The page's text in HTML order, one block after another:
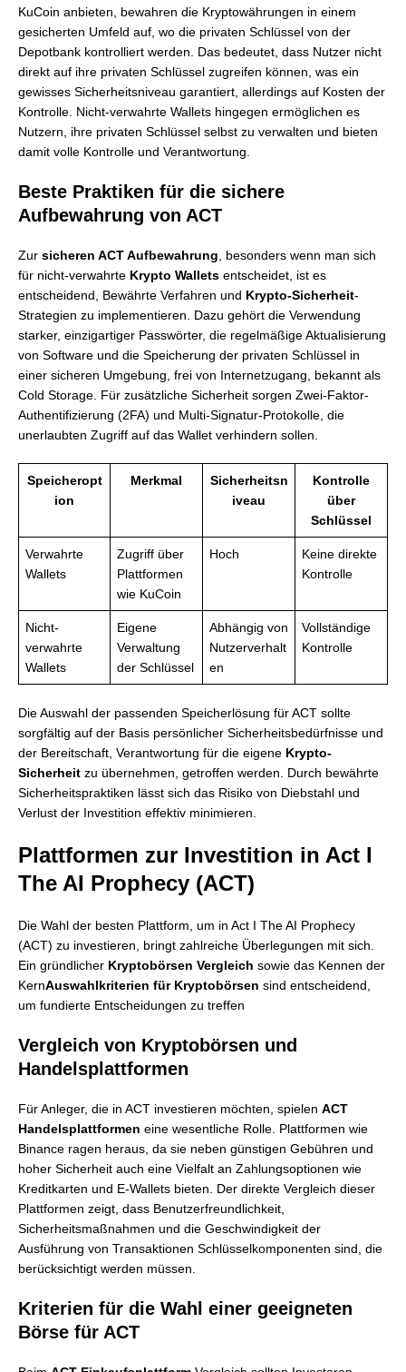
KuCoin anbieten, bewahren die Kryptowährungen in einem
gesicherten Umfeld auf, wo die privaten Schlüssel von der
Depotbank kontrolliert werden. Das bedeutet, dass Nutzer nicht
direkt auf ihre privaten Schlüssel zugreifen können, was ein
gewisses Sicherheitsniveau garantiert, allerdings auf Kosten der
Kontrolle. Nicht-verwahrte Wallets hingegen ermöglichen es
Nutzern, ihre privaten Schlüssel selbst zu verwalten und bieten
damit volle Kontrolle und Verantwortung.
Beste Praktiken für die sichere
Aufbewahrung von ACT
Zur sicheren ACT Aufbewahrung , besonders wenn man sich
für nicht-verwahrte Krypto Wallets entscheidet, ist es
entscheidend, Bewährte Verfahren und Krypto-Sicherheit-
Strategien zu implementieren. Dazu gehört die Verwendung
starker, einzigartiger Passwörter, die regelmäßige Aktualisierung
von Software und die Speicherung der privaten Schlüssel in
einer sicheren Umgebung, frei von Internetzugang, bekannt als
Cold Storage. Für zusätzliche Sicherheit sorgen Zwei-Faktor-
Authentifizierung (2FA) und Multi-Signatur-Protokolle, die
unerlaubten Zugriff auf das Wallet verhindern sollen.
Speicheropt
ion
Merkmal
Sicherheitsn
iveau
Kontrolle
über
Schlüssel
Verwahrte
Wallets
Zugriff über
Plattformen
wie KuCoin
Hoch
Keine direkte
Kontrolle
Nicht-
verwahrte
Wallets
Eigene
Verwaltung
der Schlüssel
Abhängig von
Nutzerverhalt
en
Vollständige
Kontrolle
Die Auswahl der passenden Speicherlösung für ACT sollte
sorgfältig auf der Basis persönlicher Sicherheitsbedürfnisse und
der Bereitschaft, Verantwortung für die eigene Krypto-
Sicherheit zu übernehmen, getroffen werden. Durch bewährte
Sicherheitspraktiken lässt sich das Risiko von Diebstahl und
Verlust der Investition effektiv minimieren.
Plattformen zur Investition in Act I
The AI Prophecy (ACT)
Die Wahl der besten Plattform, um in Act I The AI Prophecy
(ACT) zu investieren, bringt zahlreiche Überlegungen mit sich.
Ein gründlicher Kryptobörsen Vergleich sowie das Kennen der
KernAuswahlkriterien für Kryptobörsen sind entscheidend,
um fundierte Entscheidungen zu treffen
Vergleich von Kryptobörsen und
Handelsplattformen
Für Anleger, die in ACT investieren möchten, spielen ACT
Handelsplattformen eine wesentliche Rolle. Plattformen wie
Binance ragen heraus, da sie neben günstigen Gebühren und
hoher Sicherheit auch eine Vielfalt an Zahlungsoptionen wie
Kreditkarten und E-Wallets bieten. Der direkte Vergleich dieser
Plattformen zeigt, dass Benutzerfreundlichkeit,
Sicherheitsmaßnahmen und die Geschwindigkeit der
Ausführung von Transaktionen Schlüsselkomponenten sind, die
berücksichtigt werden müssen.
Kriterien für die Wahl einer geeigneten
Börse für ACT